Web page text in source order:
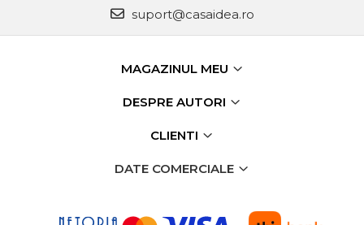
Dispozitiv de Batut Stalpi
Masina Tuns Gard Viu
Tocatoare Crengi
Trimmere Iarba & Gazon
suport@casaidea.ro
MAGAZINUL MEU
DESPRE AUTORI
CLIENTI
DATE COMERCIALE